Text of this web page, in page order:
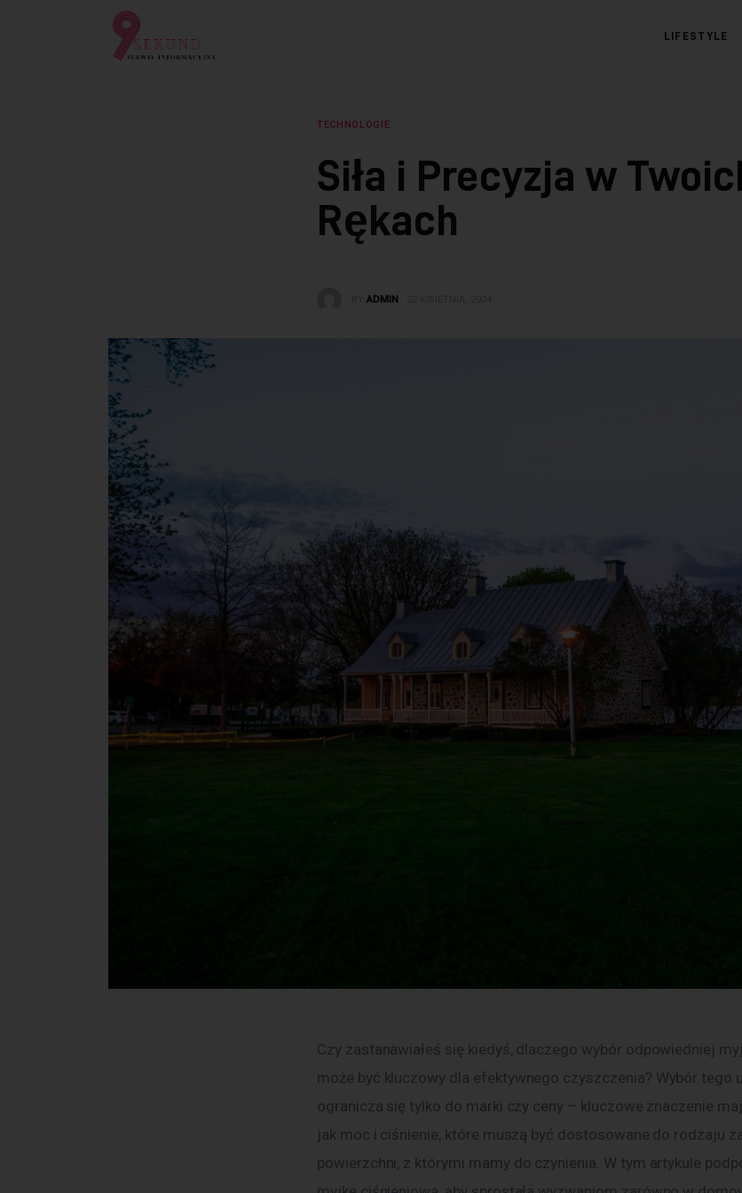
LIFESTYLE
TECHNOLOGIE
Siła i Precyzja w
Rękach
ADMIN
Czy zastanawiałeś się kiedyś, dlaczego wybór odpowiedniej
może być kluczowy dla efektywnego czyszczenia? Wybór tego
ogranicza się tylko do marki czy ceny – kluczowe znaczenie
jak moc i ciśnienie, które muszą być dostosowane do rodzaju
powierzchni, z którymi mamy do czynienia. W tym artykule